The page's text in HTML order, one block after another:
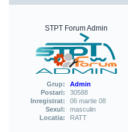
STPT Forum Admin
Grup:
Admin
Postari:
30588
Inregistrat:
06 martie 08
Sexul:
masculin
Locatia:
RATT